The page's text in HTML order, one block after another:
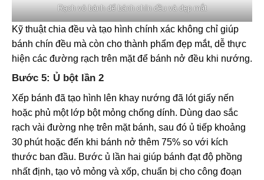
Rạch vỏ bánh để bánh chín đều và đẹp mắt
Kỹ thuật chia đều và tạo hình chính xác không chỉ giúp
bánh chín đều mà còn cho thành phẩm đẹp mắt, dễ thực
hiện các đường rạch trên mặt để bánh nở đều khi nướng.
Bước 5: Ủ bột lần 2
Xếp bánh đã tạo hình lên khay nướng đã lót giấy nến
hoặc phủ một lớp bột mỏng chống dính. Dùng dao sắc
rạch vài đường nhẹ trên mặt bánh, sau đó ủ tiếp khoảng
30 phút hoặc đến khi bánh nở thêm 75% so với kích
thước ban đầu. Bước ủ lần hai giúp bánh đạt độ phồng
nhất định, tạo vỏ mỏng và xốp, chuẩn bị cho công đoạn